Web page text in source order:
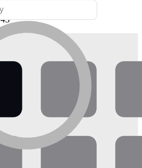
18\20